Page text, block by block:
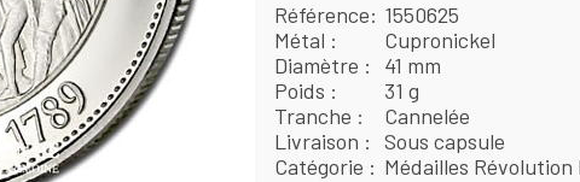
Référence
1550625
Métal
Cupronickel
Diamètre
41 mm
Poids
31 g
Tranche
Cannelée
Livraison
Sous capsule
Catégorie
Médailles Révolution